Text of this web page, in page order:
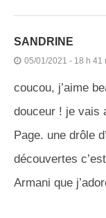
SANDRINE
05/01/2021 - 18 h 41
coucou, j’aime
douceur ! je vais
Page. une drôle
découvertes
Armani que